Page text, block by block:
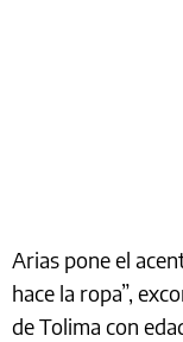
Arias pone el
hace la ropa”,
de Tolima con